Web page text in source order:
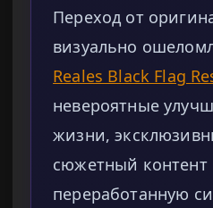
Переход от
визуально
Reales Black Flag
невероятные
жизни,
сюжетный
переработанную